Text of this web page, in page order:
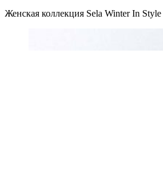
Женская коллекция Sela Winter In Style